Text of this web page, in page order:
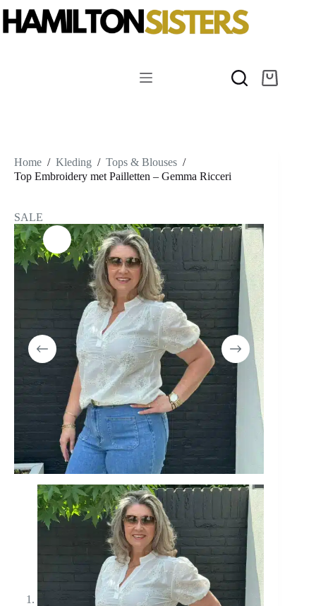
naar
de
Home / Kleding / Tops & Blouses /
Top Embroidery met Pailletten – Gemma Ricceri
SALE